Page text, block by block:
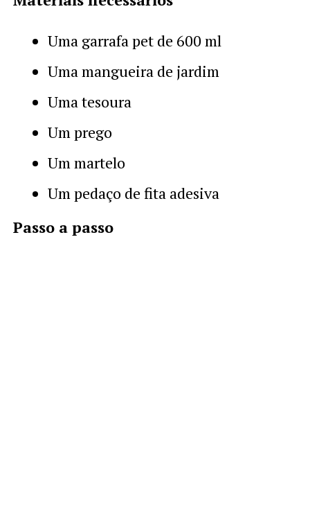
Uma garrafa pet de 600 ml
Uma mangueira de jardim
Uma tesoura
Um prego
Um martelo
Um pedaço de fita adesiva
Passo a passo